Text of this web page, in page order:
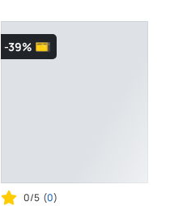
-39%
0/5 (0)